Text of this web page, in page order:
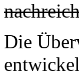
Die